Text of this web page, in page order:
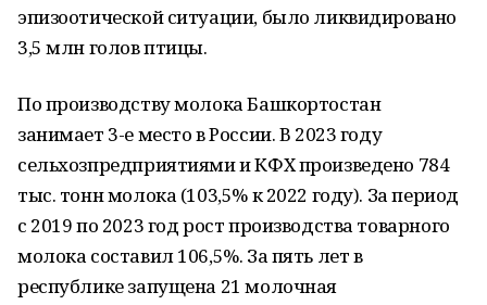
эпизоотической ситуации, было ликвидировано
3,5 млн голов птицы.
По производству молока Башкортостан
занимает 3-е место в России. В 2023 году
сельхозпредприятиями и КФХ произведено 784
тыс. тонн молока (103,5% к 2022 году). За период
с 2019 по 2023 год рост производства товарного
молока составил 106,5%. За пять лет в
республике запущена 21 молочная